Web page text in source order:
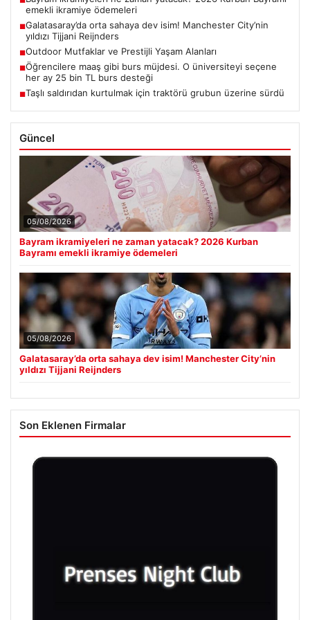
emekli ikramiye ödemeleri
■Galatasaray’da orta sahaya dev isim! Manchester City’nin
yıldızı Tijjani Reijnders
■Outdoor Mutfaklar ve Prestijli Yaşam Alanları
■Öğrencilere maaş gibi burs müjdesi. O üniversiteyi seçene
her ay 25 bin TL burs desteği
■Taşlı saldırıdan kurtulmak için traktörü grubun üzerine sürdü
Güncel
05/08/2026
Bayram ikramiyeleri ne zaman yatacak? 2026 Kurban
Bayramı emekli ikramiye ödemeleri
05/08/2026
Galatasaray’da orta sahaya dev isim! Manchester City’nin
yıldızı Tijjani Reijnders
Son Eklenen Firmalar